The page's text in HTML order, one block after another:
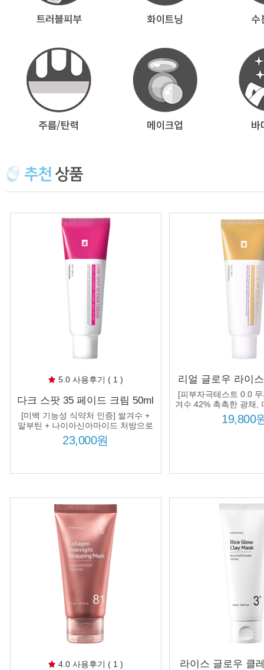
5.0 사용후기 ( 1 )
다크 스팟 35 페이드 크림 50ml
미백 집중 케어 피부톤 착색된
피부 개선
[미백 기능성 식약처 인증] 쌀겨수 +
알부틴 + 나이아신아마이드 처방으로
피부톤을 밝고 균일하게!
23,000원
리얼 글로우 라이
쌀겨수 42% 미백
부장벽 수분크림
처방
[피부자극테스트 0.0
겨수 42% 촉촉한 광채,
2중 기능성으로 피
19,800
4.0 사용후기 ( 1 )
라이스 글로우 클